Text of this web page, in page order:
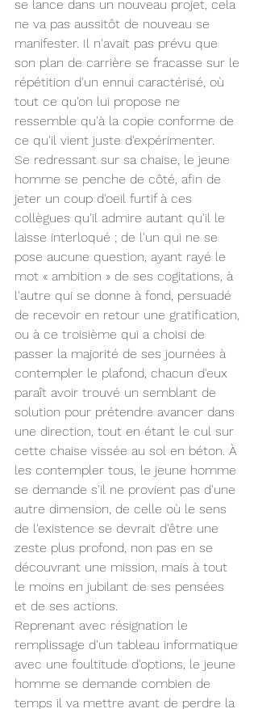
se lance dans un nouveau projet, cela
ne va pas aussitôt de nouveau se
manifester. Il n'avait pas prévu que
son plan de carrière se fracasse sur le
répétition d'un ennui caractérisé, où
tout ce qu'on lui propose ne
ressemble qu'à la copie conforme de
ce qu'il vient juste d'expérimenter.
Se redressant sur sa chaise, le jeune
homme se penche de côté, afin de
jeter un coup d'oeil furtif à ces
collègues qu'il admire autant qu'il le
laisse interloqué ; de l'un qui ne se
pose aucune question, ayant rayé le
mot « ambition » de ses cogitations, à
l'autre qui se donne à fond, persuadé
de recevoir en retour une gratification,
ou à ce troisième qui a choisi de
passer la majorité de ses journées à
contempler le plafond, chacun d'eux
paraît avoir trouvé un semblant de
solution pour prétendre avancer dans
une direction, tout en étant le cul sur
cette chaise vissée au sol en béton. À
les contempler tous, le jeune homme
se demande s'il ne provient pas d'une
autre dimension, de celle où le sens
de l'existence se devrait d'être une
zeste plus profond, non pas en se
découvrant une mission, mais à tout
le moins en jubilant de ses pensées
et de ses actions.
Reprenant avec résignation le
remplissage d'un tableau informatique
avec une foultitude d'options, le jeune
homme se demande combien de
temps il va mettre avant de perdre la